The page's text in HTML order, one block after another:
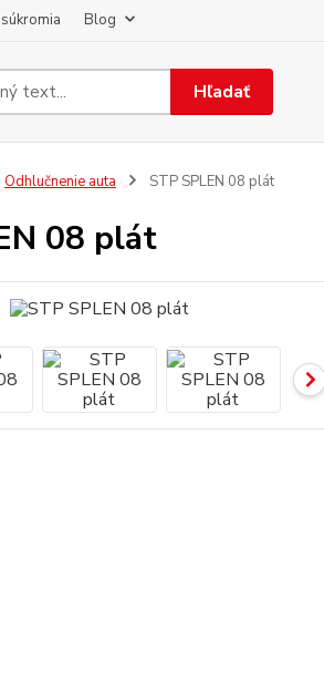
Blog
Hľadať
Odhlučnenie auta STP SPLEN 08 plát
08 plát